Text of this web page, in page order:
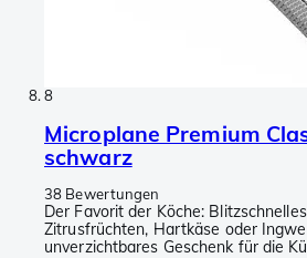
8
Microplane Premium
schwarz
38 Bewertungen
Der Favorit der Köche:
Zitrusfrüchten, Hartkäse oder
unverzichtbares Geschenk für die